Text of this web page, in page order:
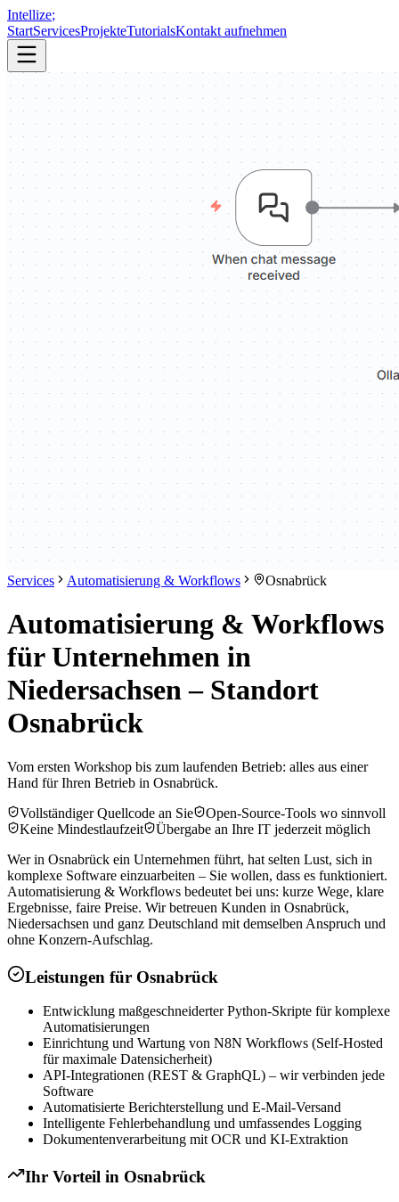
Intellize;
StartServicesProjekteTutorialsKontakt aufnehmen
Services Automatisierung & Workflows Osnabrück
Automatisierung & Workflows
für Unternehmen in
Niedersachsen – Standort
Osnabrück
Vom ersten Workshop bis zum laufenden Betrieb: alles aus einer
Hand für Ihren Betrieb in Osnabrück.
Vollständiger Quellcode an Sie
Open-Source-Tools wo sinnvoll
Keine Mindestlaufzeit
Übergabe an Ihre IT jederzeit möglich
Wer in Osnabrück ein Unternehmen führt, hat selten Lust, sich in
komplexe Software einzuarbeiten – Sie wollen, dass es funktioniert.
Automatisierung & Workflows bedeutet bei uns: kurze Wege, klare
Ergebnisse, faire Preise. Wir betreuen Kunden in Osnabrück,
Niedersachsen und ganz Deutschland mit demselben Anspruch und
ohne Konzern-Aufschlag.
Leistungen für Osnabrück
Entwicklung maßgeschneiderter Python-Skripte für komplexe
Automatisierungen
Einrichtung und Wartung von N8N Workflows (Self-Hosted
für maximale Datensicherheit)
API-Integrationen (REST & GraphQL) – wir verbinden jede
Software
Automatisierte Berichterstellung und E-Mail-Versand
Intelligente Fehlerbehandlung und umfassendes Logging
Dokumentenverarbeitung mit OCR und KI-Extraktion
Ihr Vorteil in Osnabrück